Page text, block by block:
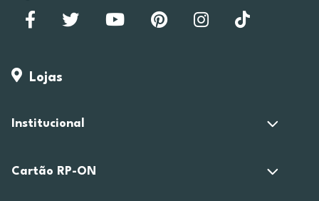
Lojas
Institucional
Cartão RP-ON